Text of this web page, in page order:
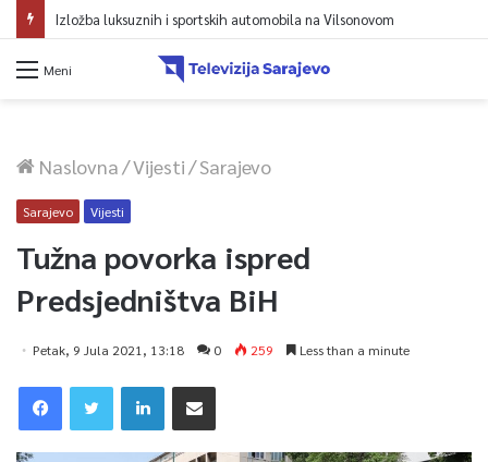
Meni
Naslovna/Vijesti/Sarajevo
Sarajevo Vijesti
Tužna povorka ispred
Predsjedništva BiH
Petak, 9 Jula 2021, 13:18 0 259 Less than a minute